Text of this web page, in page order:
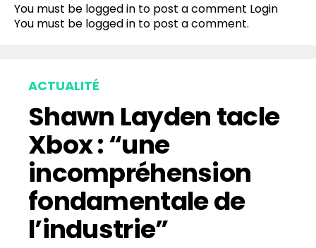
You must be logged in to post a comment Login
You must be logged in to post a comment.
ACTUALITÉ
Shawn Layden tacle
Xbox : “une
incompréhension
fondamentale de
l’industrie”